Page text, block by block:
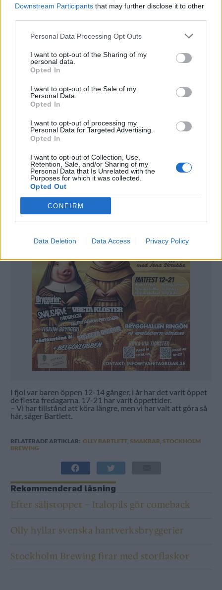
Downstream Participants that may further disclose it to other
Personal Data Processing Opt Outs
I want to opt-out of the Sharing of my
personal data.
Opted In
I want to opt-out of the Sale of my
Personal Data.
Opted In
I want to opt-out of processing my
Personal Data for Targeted Advertising.
Opted In
I want to opt-out of Collection, Use,
Retention, Sale, and/or Sharing of my
Personal Data that Is Unrelated with the
Purposes for which it was collected.
Opted Out
CONFIRM
Data Deletion Data Access Privacy Policy
– Många är tacksamma för vad vi gjorde, säger Olly
Bartlett.
Stockholmsbryggeriet lade en hel del jobb på processen och
bryggeriet. En avgörande detalj för beslutet var att
bryggeriet odlade sin egen jäst. Flera andra bryggerier har
följt efter när Stockholm finns rätt, och ännu fler planerar
– Vi visste inte alls vad vi kunde förvänta oss första gången
vi hade öppet. Men det stod en kö utanför när vi öppnade
och folk ville veta hur det funkade, berättar Bartlett.
Antalet besökare har varierat mellan 40 och 150 under en
kväll och det handlar om mer än att bara sälja öl för
Stockholm Brewing.
– Vi tjänar inte så mycket pengar på det här. Vi lyfter
varumärket med detta och får träffa våra kunder. Dessutom
har det blivit en mötesplats, det är ganska ofta som andra
bryggerier hälsar på här, säger Bartlett.
I fjol var baren öppen 12-14 gånger, i år har det varit öppet
de flesta fredagarna. 17-21 har varit öppettider.
– Vi har tillstånd att köra längre, men vi har valt att göra så
här, säger Bartlett.
RELATERADE ARTIKLAR: OLLY BARTLETT, SMAKBAR, STOCKHOLM
BREWING
Rekommenderad läsning
Efter säljstoppet – Italopils gör comeback
Olly hyllar svenska hantverksbryggerier
Stockholm Brewing firar med storflaskor